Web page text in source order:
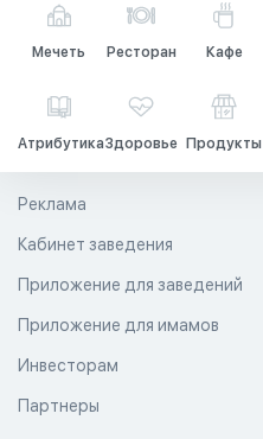
Мечеть Ресторан Кафе
АтрибутикаЗдоровье Продукты
Реклама
Кабинет заведения
Приложение для заведений
Приложение для имамов
Инвесторам
Партнеры